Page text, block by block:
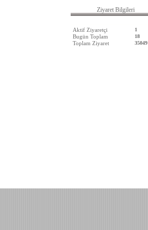
Ziyaret Bilgileri
Aktif Ziyaretçi 1
Bugün Toplam 18
Toplam Ziyaret 35049